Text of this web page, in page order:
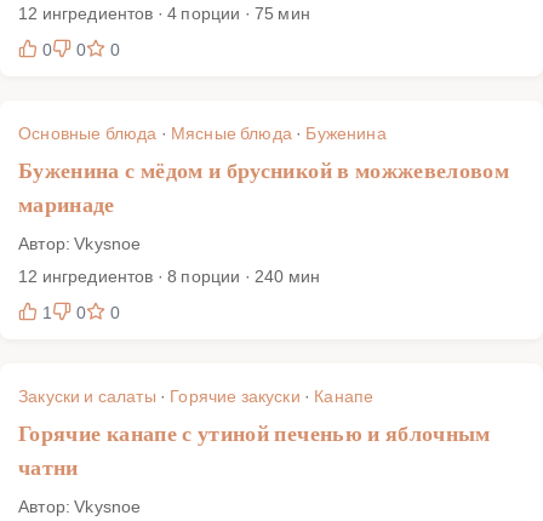
12 ингредиентов · 4 порции · 75 мин
0
0 0
Основные блюда · Мясные блюда· Буженина
Буженина с мёдом и брусникой в можжевеловом
маринаде
Автор: Vkysnoe
12 ингредиентов · 8 порции · 240 мин
1
0 0
Закуски и салаты · Горячие закуски · Канапе
Горячие канапе с утиной печенью и яблочным
чатни
Автор: Vkysnoe